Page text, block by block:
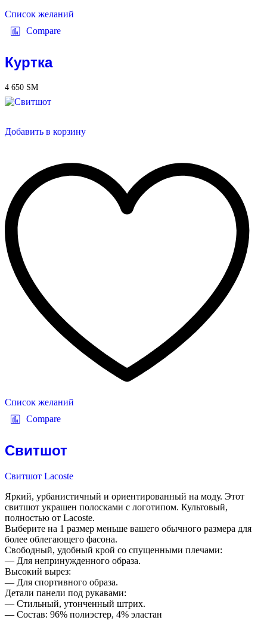
Список желаний
Compare
Куртка
4 650 ЅМ
Добавить в корзину
Список желаний
Compare
Свитшот
Свитшот Lacoste
Яркий, урбанистичный и ориентированный на моду. Этот
свитшот украшен полосками с логотипом. Культовый,
полностью от Lacoste.
Выберите на 1 размер меньше вашего обычного размера для
более облегающего фасона.
Свободный, удобный крой со спущенными плечами:
— Для непринужденного образа.
Высокий вырез:
— Для спортивного образа.
Детали панели под рукавами:
— Стильный, утонченный штрих.
— Состав: 96% полиэстер, 4% эластан